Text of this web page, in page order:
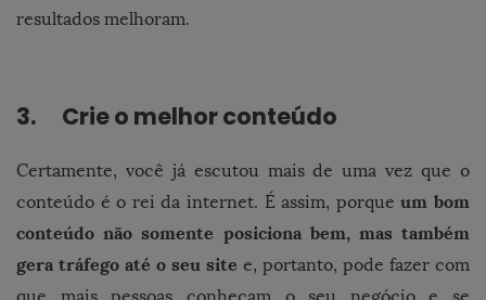
resultados melhoram.
3. Crie o melhor conteúdo
Certamente, você já escutou mais de uma vez que o
conteúdo é o rei da internet. É assim, porque um bom
conteúdo não somente posiciona bem, mas também
gera tráfego até o seu site e, portanto, pode fazer com